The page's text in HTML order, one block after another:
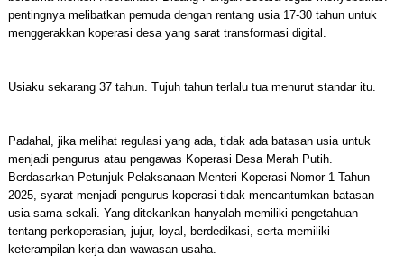
pentingnya melibatkan pemuda dengan rentang usia 17-30 tahun untuk
menggerakkan koperasi desa yang sarat transformasi digital.
Usiaku sekarang 37 tahun. Tujuh tahun terlalu tua menurut standar itu.
Padahal, jika melihat regulasi yang ada, tidak ada batasan usia untuk
menjadi pengurus atau pengawas Koperasi Desa Merah Putih.
Berdasarkan Petunjuk Pelaksanaan Menteri Koperasi Nomor 1 Tahun
2025, syarat menjadi pengurus koperasi tidak mencantumkan batasan
usia sama sekali. Yang ditekankan hanyalah memiliki pengetahuan
tentang perkoperasian, jujur, loyal, berdedikasi, serta memiliki
keterampilan kerja dan wawasan usaha.